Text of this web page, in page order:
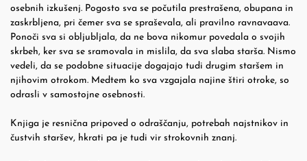
osebnih izkušenj. Pogosto sva se počutila prestrašena, obupana in
zaskrbljena, pri čemer sva se spraševala, ali pravilno ravnavaava.
Ponoči sva si obljubljala, da ne bova nikomur povedala o svojih
skrbeh, ker sva se sramovala in mislila, da sva slaba starša. Nismo
vedeli, da se podobne situacije dogajajo tudi drugim staršem in
njihovim otrokom. Medtem ko sva vzgajala najine štiri otroke, so
odrasli v samostojne osebnosti.
Knjiga je resnična pripoved o odraščanju, potrebah najstnikov in
čustvih staršev, hkrati pa je tudi vir strokovnih znanj.